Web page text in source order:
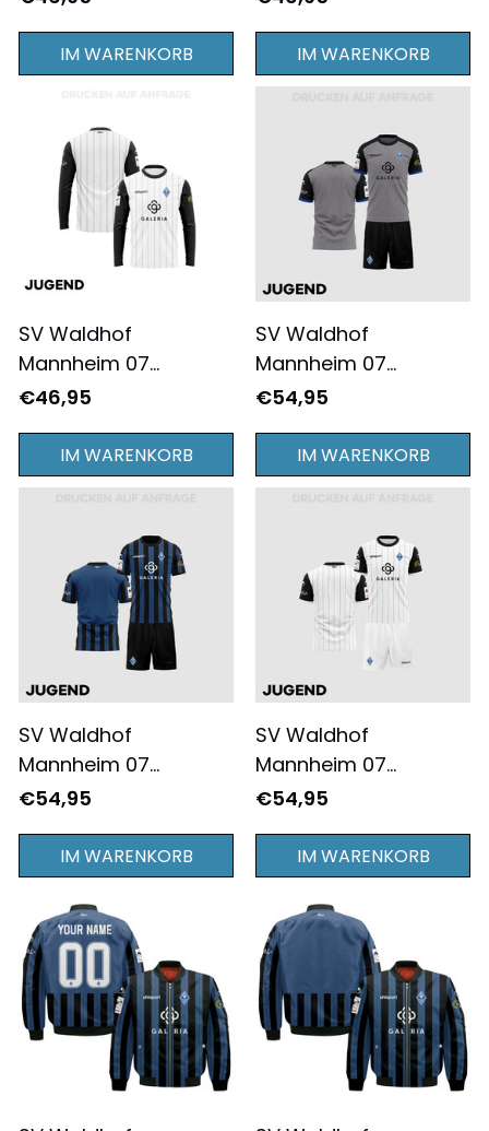
Trikot - Komplett
Bedruckt - Blau
IM WARENKORB
Trikot - Komplett
Bedruckt - Grau
IM WARENKORB
SV Waldhof
Mannheim 07
2025/26 Auswärts
Trikot - Komplett
Bedruckt - Weiß
€46,95
IM WARENKORB
SV Waldhof
Mannheim 07
2025/26 Drittes
- Komplett Bedruckt -
Grau/Schwarz
€54,95
IM WARENKORB
SV Waldhof
Mannheim 07
2025/26 Heim
- Komplett Bedruckt -
Marineblau/Schwarz
€54,95
IM WARENKORB
SV Waldhof
Mannheim 07
2025/26 Auswärts
- Komplett Bedruckt -
Weiß/Schwarz
€54,95
IM WARENKORB